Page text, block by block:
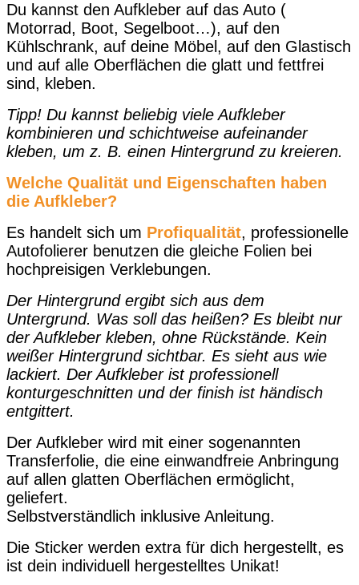
Du kannst den Aufkleber auf das Auto (
Motorrad, Boot, Segelboot…), auf den
Kühlschrank, auf deine Möbel, auf den Glastisch
und auf alle Oberflächen die glatt und fettfrei
sind, kleben.
Tipp! Du kannst beliebig viele Aufkleber
kombinieren und schichtweise aufeinander
kleben, um z. B. einen Hintergrund zu kreieren.
Welche Qualität und Eigenschaften haben
die Aufkleber?
Es handelt sich um Profiqualität, professionelle
Autofolierer benutzen die gleiche Folien bei
hochpreisigen Verklebungen.
Der Hintergrund ergibt sich aus dem
Untergrund. Was soll das heißen? Es bleibt nur
der Aufkleber kleben, ohne Rückstände. Kein
weißer Hintergrund sichtbar. Es sieht aus wie
lackiert. Der Aufkleber ist professionell
konturgeschnitten und der finish ist händisch
entgittert.
Der Aufkleber wird mit einer sogenannten
Transferfolie, die eine einwandfreie Anbringung
auf allen glatten Oberflächen ermöglicht,
geliefert.
Selbstverständlich inklusive Anleitung.
Die Sticker werden extra für dich hergestellt, es
ist dein individuell hergestelltes Unikat!